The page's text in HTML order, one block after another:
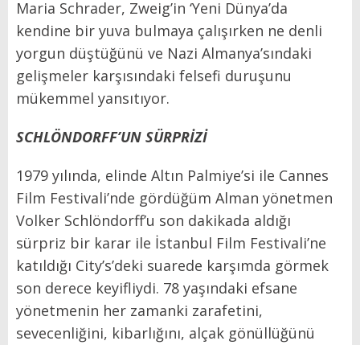
Maria Schrader, Zweig’in ‘Yeni Dünya’da
kendine bir yuva bulmaya çalışırken ne denli
yorgun düştüğünü ve Nazi Almanya’sındaki
gelişmeler karşısındaki felsefi duruşunu
mükemmel yansıtıyor.
SCHLÖNDORFF’UN SÜRPRİZİ
1979 yılında, elinde Altın Palmiye’si ile Cannes
Film Festivali’nde gördüğüm Alman yönetmen
Volker Schlöndorff’u son dakikada aldığı
sürpriz bir karar ile İstanbul Film Festivali’ne
katıldığı City’s’deki suarede karşımda görmek
son derece keyifliydi. 78 yaşındaki efsane
yönetmenin her zamanki zarafetini,
sevecenliğini, kibarlığını, alçak gönüllüğünü